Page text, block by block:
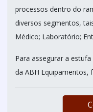
processos dentro do
diversos segmentos,
Médico; Laboratório;
Para assegurar a
da ABH Equipamentos,